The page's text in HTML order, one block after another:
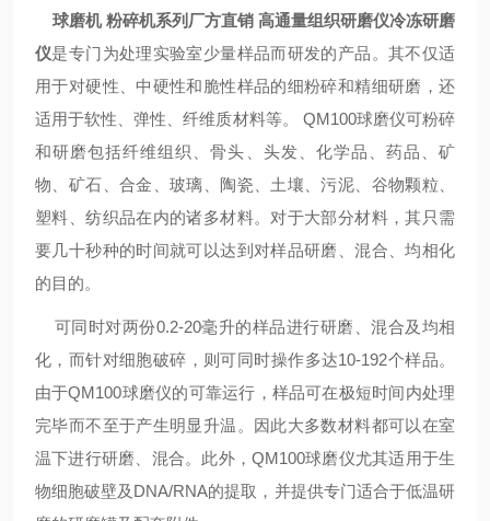
球磨机 粉碎机系列厂方直销 高通量组织研磨仪冷冻研磨
仪是专门为处理实验室少量样品而研发的产品。其不仅适
用于对硬性、中硬性和脆性样品的细粉碎和精细研磨，还
适用于软性、弹性、纤维质材料等。 QM100球磨仪可粉碎
和研磨包括纤维组织、骨头、头发、化学品、药品、矿
物、矿石、合金、玻璃、陶瓷、土壤、污泥、谷物颗粒、
塑料、纺织品在内的诸多材料。对于大部分材料，其只需
要几十秒种的时间就可以达到对样品研磨、混合、均相化
的目的。
可同时对两份0.2-20毫升的样品进行研磨、混合及均相
化，而针对细胞破碎，则可同时操作多达10-192个样品。
由于QM100球磨仪的可靠运行，样品可在极短时间内处理
完毕而不至于产生明显升温。因此大多数材料都可以在室
温下进行研磨、混合。此外，QM100球磨仪尤其适用于生
物细胞破壁及DNA/RNA的提取，并提供专门适合于低温研